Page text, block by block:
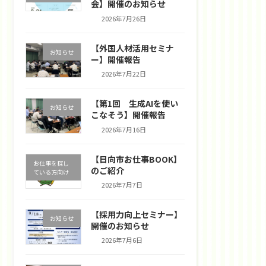
会】開催のお知らせ
2026年7月26日
お知らせ
【外国人材活用セミナ
ー】開催報告
2026年7月22日
お知らせ
【第1回 生成AIを使い
こなそう】開催報告
2026年7月16日
お仕事を探し
ている方向け
【日向市お仕事BOOK】
のご紹介
2026年7月7日
お知らせ
【採用力向上セミナー】
開催のお知らせ
2026年7月6日